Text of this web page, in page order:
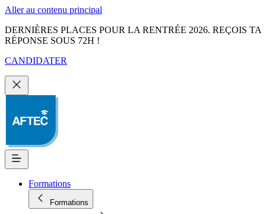
Aller au contenu principal
DERNIÈRES PLACES POUR LA RENTRÉE 2026. REÇOIS TA
RÉPONSE SOUS 72H !
CANDIDATER
Formations
Formations